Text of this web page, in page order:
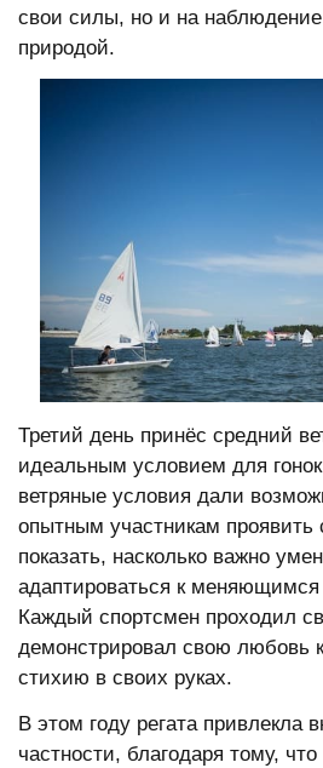
свои силы, но и на
природой.
Третий день принёс средний
идеальным условием для
ветряные условия дали
опытным участникам проявить
показать, насколько важно
адаптироваться к меняющимся
Каждый спортсмен проходил
демонстрировал свою любовь
стихию в своих руках.
В этом году регата привлекла
частности, благодаря тому,